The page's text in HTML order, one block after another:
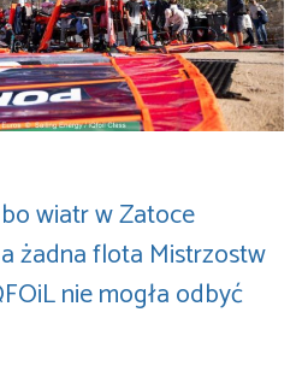
wiatr w Zatoce
żadna flota Mistrzostw
nie mogła odbyć